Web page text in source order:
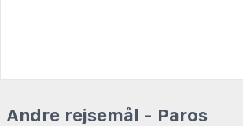
Andre rejsemål - Paros